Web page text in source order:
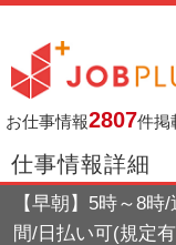
お仕事情報2807件掲
仕事情報詳細
【早朝】5時～8
間/日払い可(規定